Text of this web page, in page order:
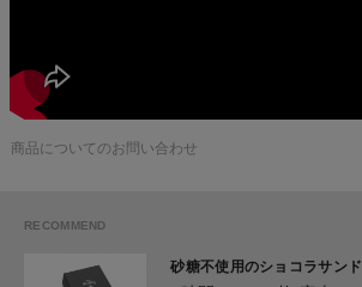
商品についてのお問い合わせ
砂糖不使用のショコラサンド